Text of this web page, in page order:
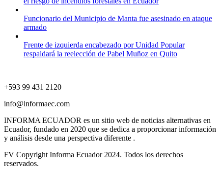
Funcionario del Municipio de Manta fue asesinado en ataque
armado
Frente de izquierda encabezado por Unidad Popular
respaldará la reelección de Pabel Muñoz en Quito
+593 99 431 2120
info@informaec.com
INFORMA ECUADOR es un sitio web de noticias alternativas en
Ecuador, fundado en 2020 que se dedica a proporcionar información
y análisis desde una perspectiva diferente .
FV Copyright Informa Ecuador 2024. Todos los derechos
reservados.